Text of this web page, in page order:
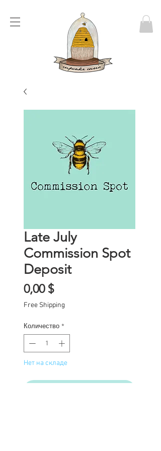
Late July
Commission Spot
Deposit
0,00 $Цена
Free Shipping
Количество *
Нет на складе